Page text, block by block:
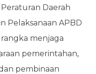
Daerah
Pelaksanaan APBD
menjaga
pemerintahan,
pembinaan